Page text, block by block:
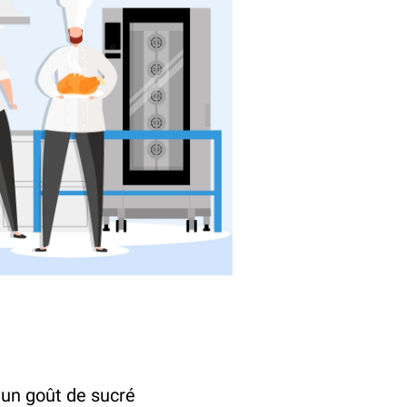
goût de sucré